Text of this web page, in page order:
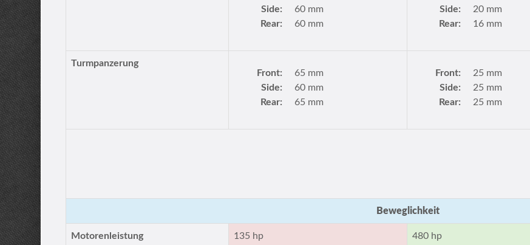
Side:
60 mm
Rear:
60 mm
Side:
20 mm
Rear:
16 mm
Turmpanzerung
Front:
65 mm
Side:
60 mm
Rear:
65 mm
Front:
25 mm
Side:
25 mm
Rear:
25 mm
Beweglichkeit
Motorenleistung 135 hp 480 hp